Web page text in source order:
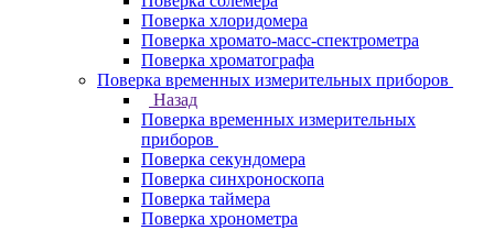
Поверка хлоридомера
Поверка хромато-масс-спектрометра
Поверка хроматографа
Поверка временных измерительных приборов
Назад
Поверка временных измерительных
приборов
Поверка секундомера
Поверка синхроноскопа
Поверка таймера
Поверка хронометра